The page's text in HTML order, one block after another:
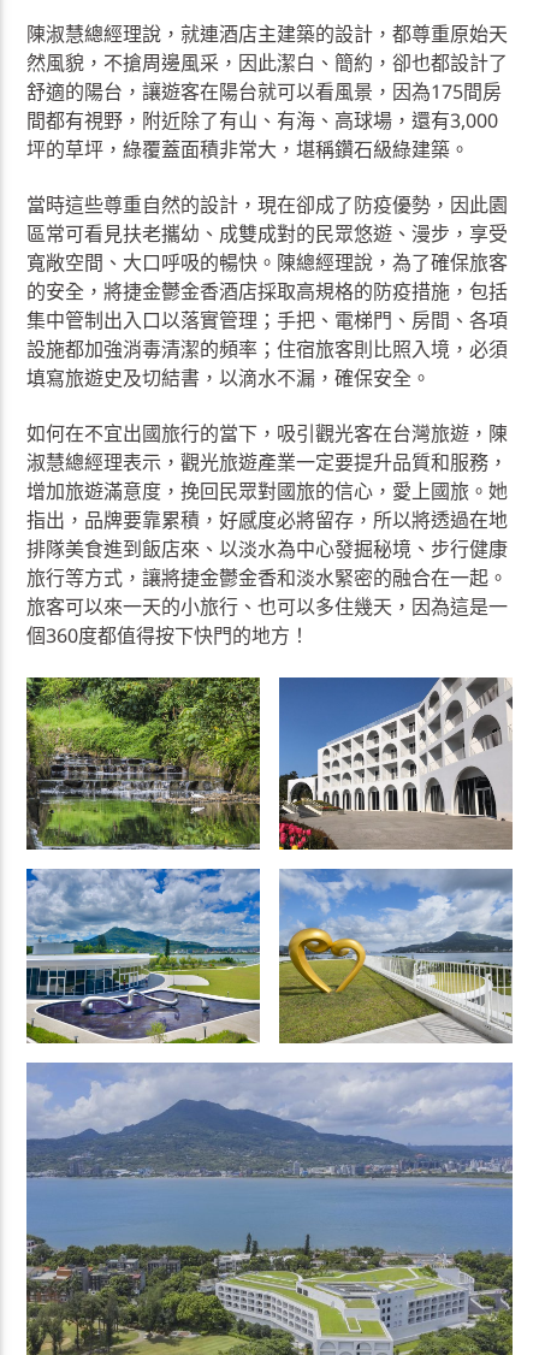
陳淑慧總經理說，就連酒店主建築的設計，都尊重原始天
然風貌，不搶周邊風采，因此潔白、簡約，卻也都設計了
舒適的陽台，讓遊客在陽台就可以看風景，因為175間房
間都有視野，附近除了有山、有海、高球場，還有3,000
坪的草坪，綠覆蓋面積非常大，堪稱鑽石級綠建築。
當時這些尊重自然的設計，現在卻成了防疫優勢，因此園
區常可看見扶老攜幼、成雙成對的民眾悠遊、漫步，享受
寬敞空間、大口呼吸的暢快。陳總經理說，為了確保旅客
的安全，將捷金鬱金香酒店採取高規格的防疫措施，包括
集中管制出入口以落實管理；手把、電梯門、房間、各項
設施都加強消毒清潔的頻率；住宿旅客則比照入境，必須
填寫旅遊史及切結書，以滴水不漏，確保安全。
如何在不宜出國旅行的當下，吸引觀光客在台灣旅遊，陳
淑慧總經理表示，觀光旅遊產業一定要提升品質和服務，
增加旅遊滿意度，挽回民眾對國旅的信心，愛上國旅。她
指出，品牌要靠累積，好感度必將留存，所以將透過在地
排隊美食進到飯店來、以淡水為中心發掘秘境、步行健康
旅行等方式，讓將捷金鬱金香和淡水緊密的融合在一起。
旅客可以來一天的小旅行、也可以多住幾天，因為這是一
個360度都值得按下快門的地方！